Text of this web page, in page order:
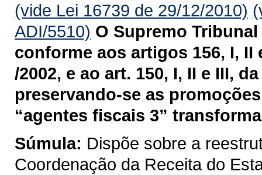
(vide Lei 16739 de 29/12/2010)
ADI/5510) O Supremo
conforme aos artigos 156, I, II
/2002, e ao art. 150, I, II e III,
preservando-se as
“agentes fiscais 3”
Súmula: Dispõe sobre a
Coordenação da Receita do